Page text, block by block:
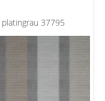
37795